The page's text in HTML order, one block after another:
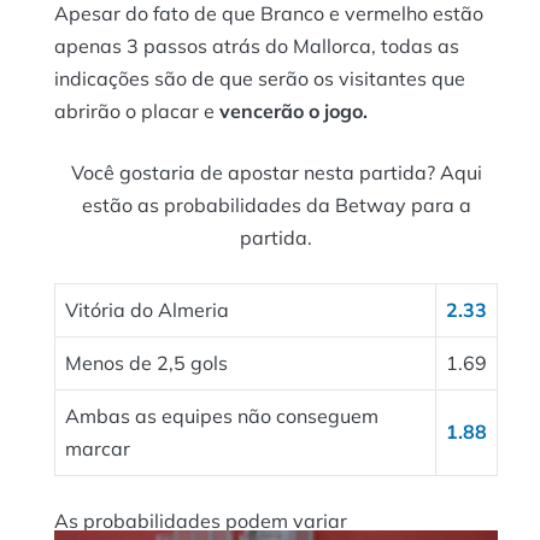
Apesar do fato de que Branco e vermelho estão
apenas 3 passos atrás do Mallorca, todas as
indicações são de que serão os visitantes que
abrirão o placar e vencerão o jogo.
Você gostaria de apostar nesta partida? Aqui
estão as probabilidades da Betway para a
partida.
Vitória do Almeria 2.33
Menos de 2,5 gols 1.69
Ambas as equipes não conseguem
marcar
1.88
As probabilidades podem variar